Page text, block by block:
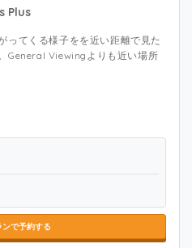
Plus
ってくる様子をを近い距離で見た
General Viewingよりも近い場所
ンで予約する